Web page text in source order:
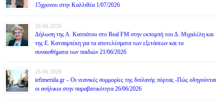
15χρονου στην Καλλιθέα 1/07/2026
26.06.2026
Δήλωση της Α. Καππάτου στο Real FM στην εκπομπή του Δ. Μιχαλέλη και
της Ε. Κατσαμπέκη για τα αποτελέσματα των εξετάσεων και τα
συναισθήματα των παιδιών 21/06/2026
26.06.2026
iefimerida.gr – Οι νεανικές συμμορίες της διπλανής πόρτας -Πώς οδηγούνται
οι ανήλικοι στην παραβατικότητα 26/06/2026